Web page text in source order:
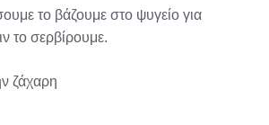
το βάζουμε στο ψυγείο για
το σερβίρουμε.
ζάχαρη